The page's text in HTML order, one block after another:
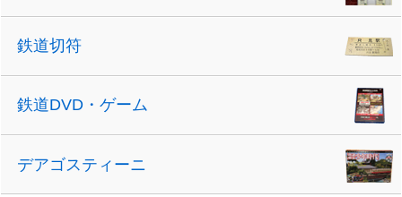
鉄道切符
鉄道DVD・ゲーム
デアゴスティーニ